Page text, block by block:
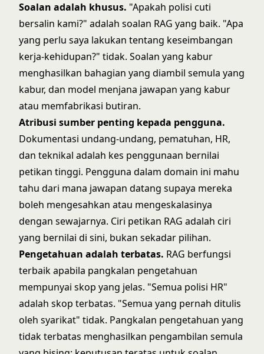
Soalan adalah khusus. "Apakah polisi cuti
bersalin kami?" adalah soalan RAG yang baik. "Apa
yang perlu saya lakukan tentang keseimbangan
kerja-kehidupan?" tidak. Soalan yang kabur
menghasilkan bahagian yang diambil semula yang
kabur, dan model menjana jawapan yang kabur
atau memfabrikasi butiran.
Atribusi sumber penting kepada pengguna.
Dokumentasi undang-undang, pematuhan, HR,
dan teknikal adalah kes penggunaan bernilai
petikan tinggi. Pengguna dalam domain ini mahu
tahu dari mana jawapan datang supaya mereka
boleh mengesahkan atau mengeskalasinya
dengan sewajarnya. Ciri petikan RAG adalah ciri
yang bernilai di sini, bukan sekadar pilihan.
Pengetahuan adalah terbatas. RAG berfungsi
terbaik apabila pangkalan pengetahuan
mempunyai skop yang jelas. "Semua polisi HR"
adalah skop terbatas. "Semua yang pernah ditulis
oleh syarikat" tidak. Pangkalan pengetahuan yang
tidak terbatas menghasilkan pengambilan semula